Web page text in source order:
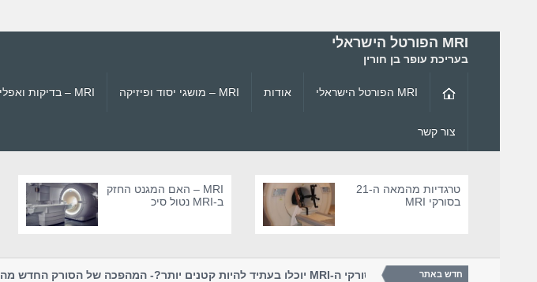
MRI הפורטל הישראלי
בעריכת עופר בן חורין
MRI הפורטל הישראלי אודות MRI – מושגי יסוד ופיזיקה MRI – בדיקות ואפליקציות
צור קשר
טרגדיות מהמאה ה-21
בסורקי MRI
MRI – האם המגנט החזק
ב-MRI נטול סיכ
חדש באתרה-...
האם סורקי ה-MRI יוכלו בעתיד להיות קטנים יותר?- המהפכה של הסורק החדש מהונג